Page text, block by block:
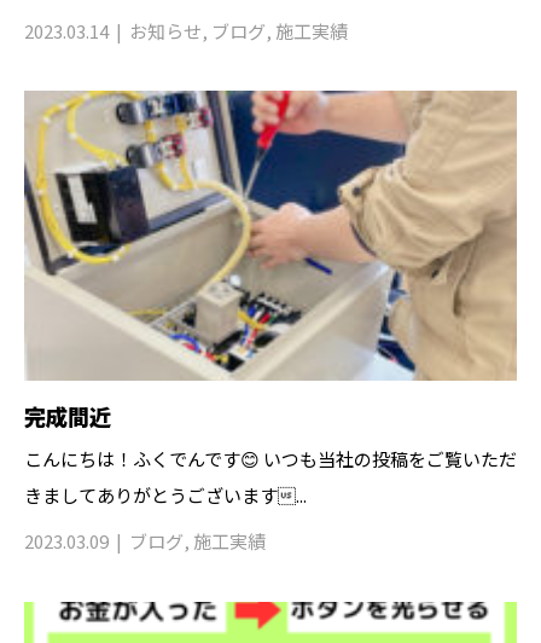
2023.03.14
お知らせ, ブログ, 施工実績
完成間近
こんにちは！ふくでんです😊 いつも当社の投稿をご覧いただ
きましてありがとうございます...
2023.03.09
ブログ, 施工実績